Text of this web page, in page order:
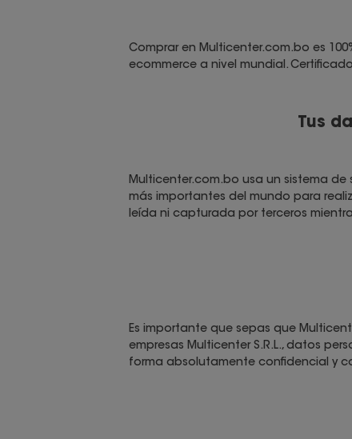
Comprar en Multicenter.com.bo es
ecommerce a nivel mundial.
Tus
Multicenter.com.bo usa un sistema de
más importantes del mundo para
leída ni capturada por terceros
Es importante que sepas que
empresas Multicenter S.R.L., datos
forma absolutamente confidencial y